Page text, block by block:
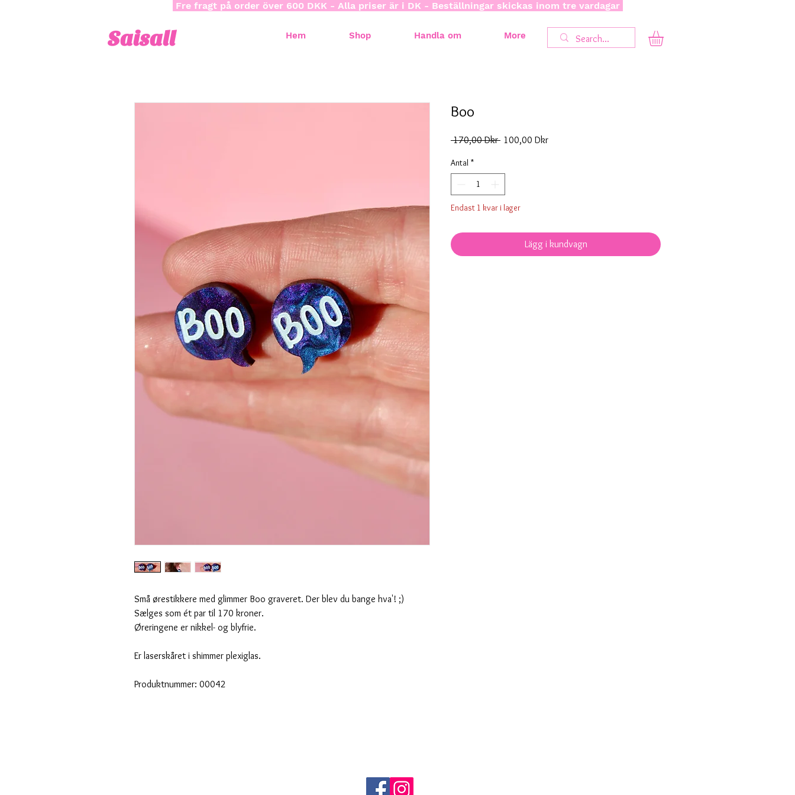
Fre fragt på order över 600 DKK - Alla priser är i DK - Beställningar skickas inom tre vardagar
Saisall Hem Shop Handla om More
Små ørestikkere med glimmer Boo graveret. Der blev du bange hva'! ;)
Sælges som ét par til 170 kroner.
Øreringene er nikkel- og blyfrie.
Er laserskåret i shimmer plexiglas.
Produktnummer: 00042
Boo
170,00 Dkr Ordinarie
100,00 DkrReapris
Antal *
Endast 1 kvar i lager
Lägg i kundvagn